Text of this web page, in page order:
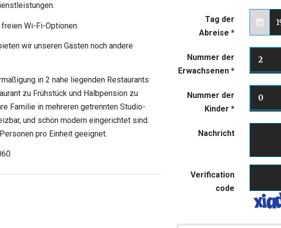
Wi-Fi-Optionen.
wir unseren Gästen noch andere
in 2 nahe liegenden Restaurants
zu Frühstück und Halbpension zu
Familie in mehreren getrennten Studio-
und schön modern eingerichtet sind.
pro Einheit geeignet.
Tag der
Abreise*
Nummer der
Erwachsenen*
2
Nummer der
Kinder*
0
Nachricht
Verification
code